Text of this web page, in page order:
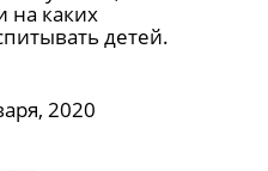
и узнали, как
на каких